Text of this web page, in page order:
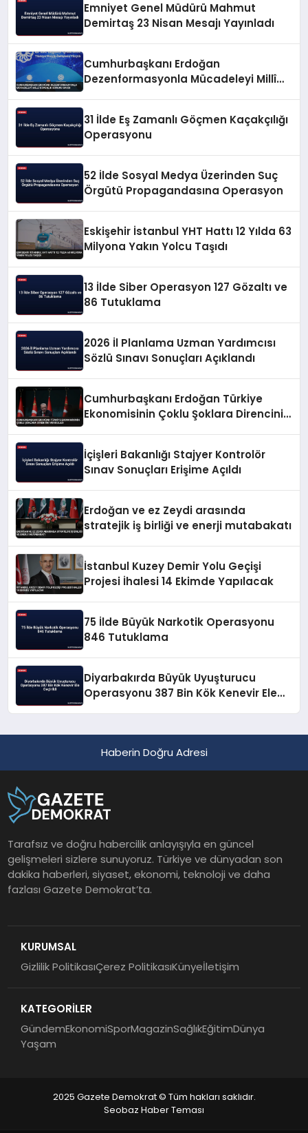
Emniyet Genel Müdürü Mahmut
Demirtaş 23 Nisan Mesajı Yayınladı
Cumhurbaşkanı Erdoğan
Dezenformasyonla Mücadeleyi Millî
31 İlde Eş Zamanlı Göçmen Kaçakçılığı
Operasyonu
52 İlde Sosyal Medya Üzerinden Suç
Örgütü Propagandasına Operasyon
Eskişehir İstanbul YHT Hattı 12 Yılda 63
Milyona Yakın Yolcu Taşıdı
13 İlde Siber Operasyon 127 Gözaltı ve
86 Tutuklama
2026 İl Planlama Uzman Yardımcısı
Sözlü Sınavı Sonuçları Açıklandı
Cumhurbaşkanı Erdoğan Türkiye
Ekonomisinin Çoklu Şoklara Direncini
İçişleri Bakanlığı Stajyer Kontrolör
Sınav Sonuçları Erişime Açıldı
Erdoğan ve ez Zeydi arasında
stratejik iş birliği ve enerji mutabakatı
İstanbul Kuzey Demir Yolu Geçişi
Projesi İhalesi 14 Ekimde Yapılacak
75 İlde Büyük Narkotik Operasyonu
846 Tutuklama
Diyarbakırda Büyük Uyuşturucu
Operasyonu 387 Bin Kök Kenevir Ele
Haberin Doğru Adresi
Tarafsız ve doğru habercilik anlayışıyla en güncel
gelişmeleri sizlere sunuyoruz. Türkiye ve dünyadan son
dakika haberleri, siyaset, ekonomi, teknoloji ve daha
fazlası Gazete Demokrat’ta.
KURUMSAL
Gizlilik PolitikasıÇerez PolitikasıKünyeİletişim
KATEGORİLER
GündemEkonomiSporMagazinSağlıkEğitimDünya
Yaşam
2025 Gazete Demokrat © Tüm hakları saklıdır.
Seobaz Haber Teması